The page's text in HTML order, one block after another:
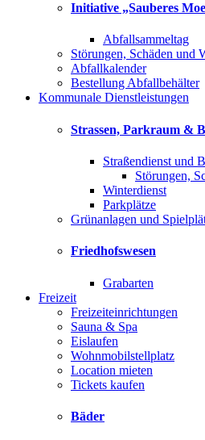
Initiative „Sauberes
Abfallsammeltag
Störungen, Schäden und
Abfallkalender
Bestellung Abfallbehälter
Kommunale Dienstleistungen
Strassen, Parkraum &
Straßendienst und
Störungen,
Winterdienst
Parkplätze
Grünanlagen und
Friedhofswesen
Grabarten
Freizeit
Freizeiteinrichtungen
Sauna & Spa
Eislaufen
Wohnmobilstellplatz
Location mieten
Tickets kaufen
Bäder